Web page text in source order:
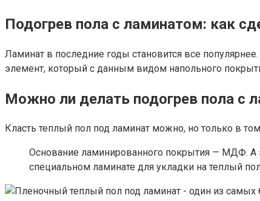
Подогрев пола с ламинатом: как
Ламинат в последние годы становится все
элемент, который с данным видом напольного
Можно ли делать подогрев пола с
Класть теплый пол под ламинат можно, но только в
Основание ламинированного покрытия — МДФ. А
специальном ламинате для укладки на теплый